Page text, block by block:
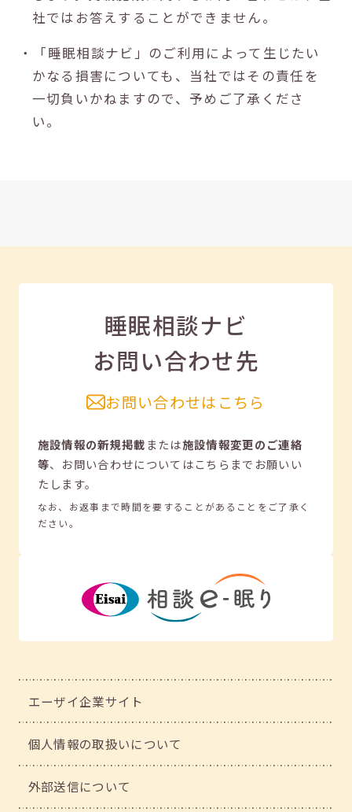
社ではお答えすることができません。
・「睡眠相談ナビ」のご利用によって生じたい
かなる損害についても、当社ではその責任を
一切負いかねますので、予めご了承くださ
い。
睡眠相談ナビ
お問い合わせ先
お問い合わせはこちら
施設情報の新規掲載または施設情報変更のご連絡
等、 お問い合わせについてはこちらまでお願いい
たします。
なお、お返事まで時間を要することがあることをご了承く
ださい。
エーザイ企業サイト
個人情報の取扱いについて
外部送信について